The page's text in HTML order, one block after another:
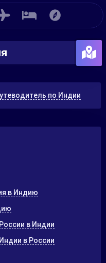
по Индии
в Индию
в Индии
в России